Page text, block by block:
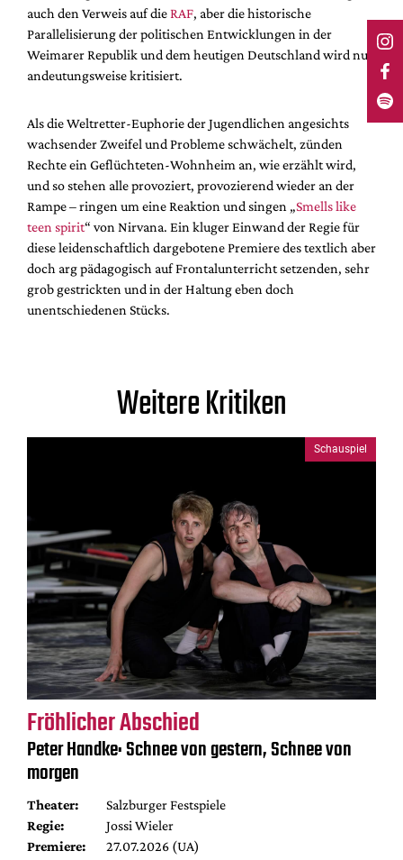
auch den Verweis auf dieRAF, aber die historische
Parallelisierung der politischen Entwicklungen in der
Weimarer Republik und dem heutigen Deutschland wird nur
andeutungsweise kritisiert.
Als die Weltretter-Euphorie der Jugendlichen angesichts
wachsender Zweifel und Probleme schwächelt, zünden
Rechte ein Geflüchteten-Wohnheim an, wie erzählt wird,
und so stehen alle provoziert, provozierend wieder an der
Rampe – ringen um eine Reaktion und singen „Smells like
teen spirit“ von Nirvana. Ein kluger Einwand der Regie für
diese leidenschaftlich dargebotene Premiere des textlich aber
doch arg pädagogisch auf Frontalunterricht setzenden, sehr
grob gestrickten und in der Haltung eben doch
unentschiedenen Stücks.
Weitere Kritiken
Schauspiel
Fröhlicher Abschied
Peter Handke: Schnee von gestern, Schnee von
morgen
Theater:
Salzburger Festspiele
Regie:
Jossi Wieler
Premiere:
27.07.2026 (UA)